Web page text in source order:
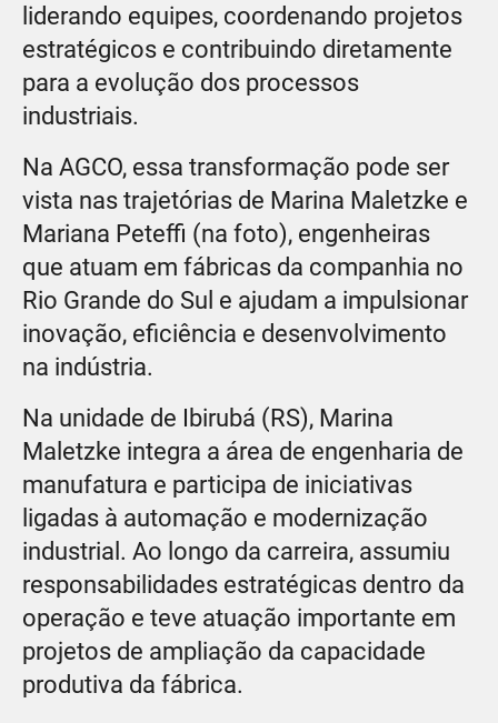
liderando equipes, coordenando projetos
estratégicos e contribuindo diretamente
para a evolução dos processos
industriais.
Na AGCO, essa transformação pode ser
vista nas trajetórias de Marina Maletzke e
Mariana Peteffi (na foto), engenheiras
que atuam em fábricas da companhia no
Rio Grande do Sul e ajudam a impulsionar
inovação, eficiência e desenvolvimento
na indústria.
Na unidade de Ibirubá (RS), Marina
Maletzke integra a área de engenharia de
manufatura e participa de iniciativas
ligadas à automação e modernização
industrial. Ao longo da carreira, assumiu
responsabilidades estratégicas dentro da
operação e teve atuação importante em
projetos de ampliação da capacidade
produtiva da fábrica.